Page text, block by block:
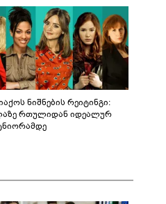
ნიშნების რეიტინგი:
რთულიდან იდეალურ